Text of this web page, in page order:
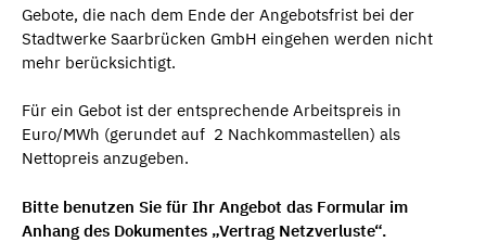
Gebote, die nach dem Ende der Angebotsfrist bei der
Stadtwerke Saarbrücken GmbH eingehen werden nicht
mehr berücksichtigt.
Für ein Gebot ist der entsprechende Arbeitspreis in
Euro/MWh (gerundet auf 2 Nachkommastellen) als
Nettopreis anzugeben.
Bitte benutzen Sie für Ihr Angebot das Formular im
Anhang des Dokumentes „Vertrag Netzverluste“.